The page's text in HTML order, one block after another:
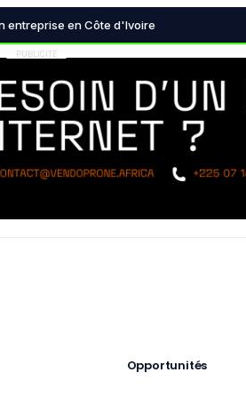
(SEO) à Abidjan en 2026
entreprise en Côte d'Ivoire
radicalement le système financier mondial
absolue pour les démocraties
les décideurs modernes
PUBLICITÉ
Opportunités